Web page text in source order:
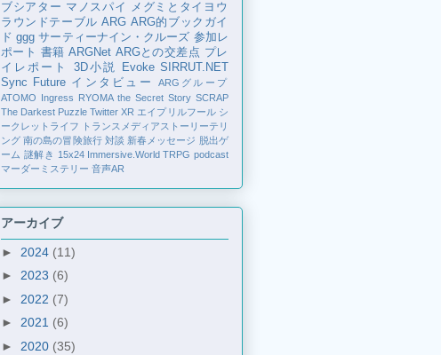
ブシアター マノスパイ
メグミとタイヨウ
ラウンドテーブル ARG ARG的ブックガイ
ド ggg サーティーナイン・クルーズ 参加レ
ポート 書籍 ARGNet ARGとの交差点 プレ
イレポート
3D小説 Evoke SIRRUT.NET
Sync Future インタビュー
ARGグループ
ATOMO Ingress RYOMA the Secret Story SCRAP
The Darkest Puzzle Twitter XR エイプリルフール シ
ークレットライフ
トランスメディアストーリーテリ
ング 南の島の冒険旅行 対談 新春メッセージ 脱出ゲ
ーム 謎解き 15x24 Immersive.World TRPG podcast
マーダーミステリー 音声AR
アーカイブ
► 2024 (11)
► 2023 (6)
► 2022 (7)
► 2021 (6)
► 2020 (35)